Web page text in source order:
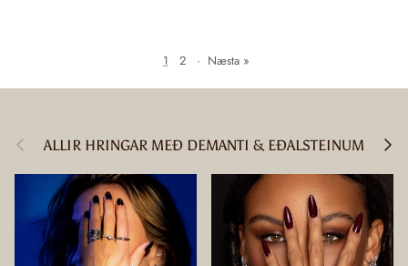
1 2 · Næsta »
Fyrri ALLIR HRINGAR MEÐ DEMANTI & EÐALSTEINUM Næsta